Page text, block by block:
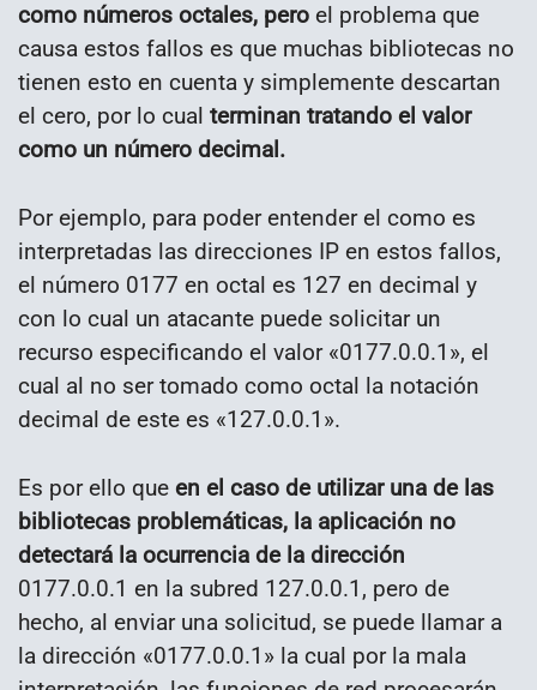
como números octales, pero el problema que
causa estos fallos es que muchas bibliotecas no
tienen esto en cuenta y simplemente descartan
el cero, por lo cual terminan tratando el valor
como un número decimal.
Por ejemplo, para poder entender el como es
interpretadas las direcciones IP en estos fallos,
el número 0177 en octal es 127 en decimal y
con lo cual un atacante puede solicitar un
recurso especificando el valor «0177.0.0.1», el
cual al no ser tomado como octal la notación
decimal de este es «127.0.0.1».
Es por ello que en el caso de utilizar una de las
bibliotecas problemáticas, la aplicación no
detectará la ocurrencia de la dirección
0177.0.0.1 en la subred 127.0.0.1, pero de
hecho, al enviar una solicitud, se puede llamar a
la dirección «0177.0.0.1» la cual por la mala